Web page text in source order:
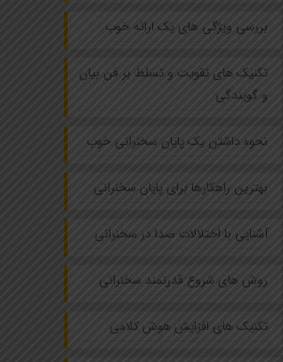
بررسی ویژگی های یک ارائه خوب
تکنیک های تقویت و تسلط بر فن بیان
و گویندگی
نحوه داشتن یک پایان سخنرانی خوب
بهترین راهکارها برای پایان سخنرانی
آشنایی با اختلالات صدا در سخنرانی
روش های شروع قدرتمند سخنرانی
تکنیک های افزایش هوش کلامی